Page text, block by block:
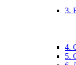
3.
4.
5.